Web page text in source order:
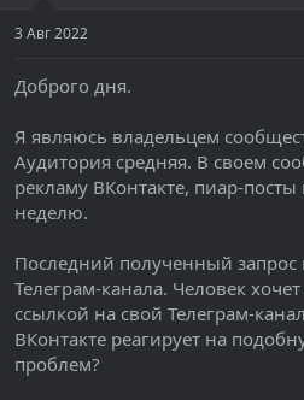
3 Авг 2022
Доброго дня.
Я являюсь владельцем
Аудитория средняя. В своем
рекламу ВКонтакте, пиар-посты
неделю.
Последний полученный запрос
Телеграм-канала. Человек
ссылкой на свой Телеграм-
ВКонтакте реагирует на
проблем?